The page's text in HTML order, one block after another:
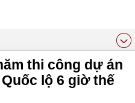
thi công dự án
lộ 6 giờ thế